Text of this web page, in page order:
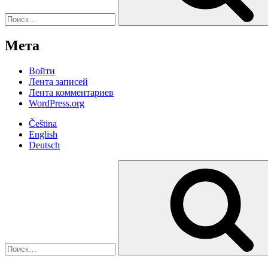
Мета
Войти
Лента записей
Лента комментариев
WordPress.org
Čeština
English
Deutsch